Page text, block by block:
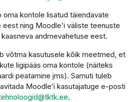
oma kontole lisatud täiendavate
eest ning Moodle'i väliste teenuste
andmevahetuse eest.
võtma kasutusele kõik meetmed, et
ligipääs oma kontole (näiteks
peatamine jms). Samuti tuleb
Moodle’i kasutajatuge e-posti
.